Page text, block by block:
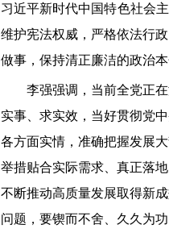
习近平新时代中国特色社会
维护宪法权威，严格依法行
做事，保持清正廉洁的政治本
李强强调，当前全党正
实事、求实效，当好贯彻党
各方面实情，准确把握发展
举措贴合实际需求、真正落
不断推动高质量发展取得新
问题，要锲而不舍、久久为